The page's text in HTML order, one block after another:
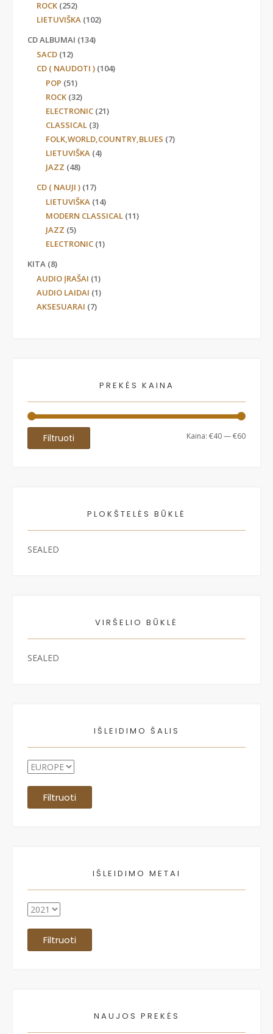
ROCK (252)
LIETUVIŠKA (102)
CD ALBUMAI (134)
SACD (12)
CD ( NAUDOTI ) (104)
POP (51)
ROCK (32)
ELECTRONIC (21)
CLASSICAL (3)
FOLK,WORLD,COUNTRY,BLUES (7)
LIETUVIŠKA (4)
JAZZ (48)
CD ( NAUJI ) (17)
LIETUVIŠKA (14)
MODERN CLASSICAL (11)
JAZZ (5)
ELECTRONIC (1)
KITA (8)
AUDIO ĮRAŠAI (1)
AUDIO LAIDAI (1)
AKSESUARAI (7)
PREKĖS KAINA
Min
Maks
Filtruoti Kaina: €40—€60
PLOKŠTELĖS BŪKLĖ
SEALED
VIRŠELIO BŪKLĖ
SEALED
IŠLEIDIMO ŠALIS
Filtruoti
IŠLEIDIMO METAI
Filtruoti
NAUJOS PREKĖS